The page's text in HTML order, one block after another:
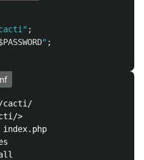
;
" ;
cacti/
>
index.php